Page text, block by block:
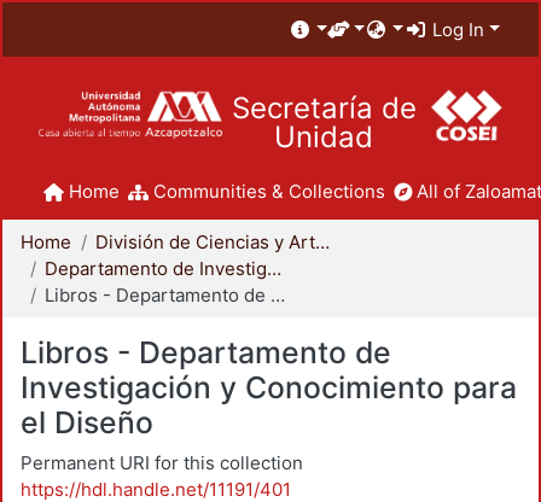
Log In
Secretaría de
Unidad
Home Communities & Collections All of
Home
División de Ciencias y Artes para el Diseño
Departamento de Investigación y Conocimiento para el Diseño
Libros - Departamento de Investigación y Conocimiento para el Diseño
Libros - Departamento de
Investigación y Conocimiento para
el Diseño
Permanent URI for this collection
https://hdl.handle.net/11191/401